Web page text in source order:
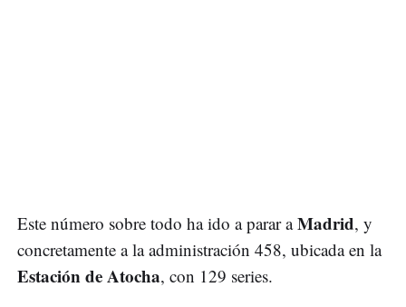
Este número sobre todo ha ido a parar aMadrid, y
concretamente a la administración 458, ubicada en la
Estación de Atocha, con 129 series.